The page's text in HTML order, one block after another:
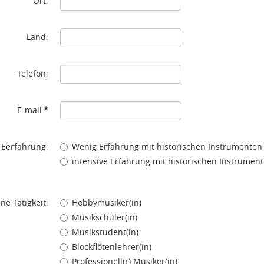
Land:
Telefon:
E-mail *
Meine Eerfahrung:
Wenig Erfahrung mit historischen Instrumenten
intensive Erfahrung mit historischen
Tätigkeit:
Hobbymusiker(in)
Musikschüler(in)
Musikstudent(in)
Blockflötenlehrer(in)
Professionell(r) Musiker(in)